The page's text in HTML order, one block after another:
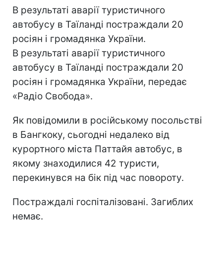
В результаті аварії туристичного
автобусу в Таїланді постраждали 20
росіян і громадянка України.
В результаті аварії туристичного
автобусу в Таїланді постраждали 20
росіян і громадянка України, передає
«Радіо Свобода».
Як повідомили в російському посольстві
в Бангкоку, сьогодні недалеко від
курортного міста Паттайя автобус, в
якому знаходилися 42 туристи,
перекинувся на бік під час повороту.
Постраждалі госпіталізовані. Загиблих
немає.